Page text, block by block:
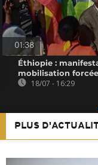
01:38
Éthiopie :
mobilisation
18/07 - 16:29
PLUS